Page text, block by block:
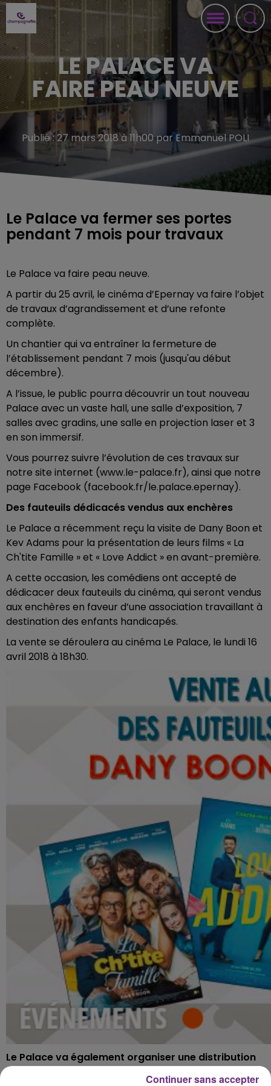
LE PALACE VA
FAIRE PEAU NEUVE
Publié : 27 mars 2018 à 11h00 par Emmanuel POLI
Le Palace va fermer ses portes
pendant 7 mois pour travaux
Le Palace va faire peau neuve.
A partir du 25 avril, le cinéma d’Epernay va faire l’objet
de travaux d’agrandissement et d’une refonte
complète.
Un chantier qui va entraîner la fermeture de
l’établissement pendant 7 mois (jusqu'au début
décembre).
A l’issue, le public pourra découvrir un tout nouveau
Palace avec un vaste hall, une salle d’exposition, 7
salles avec gradins, une salle en projection laser et 3
en son immersif.
Vous pourrez suivre l’évolution de ces travaux sur
notre site internet (www.le-palace.fr), ainsi que notre
page Facebook (facebook.fr/le.palace.epernay).
Des fauteuils dédicacés vendus aux enchères
Le Palace a récemment reçu la visite de Dany Boon et
Kev Adams pour la présentation de leurs films « La
Ch'tite Famille » et « Love Addict » en avant-première.
A cette occasion, les comédiens ont accepté de
dédicacer deux fauteuils du cinéma, qui seront vendus
aux enchères en faveur d’une association travaillant à
destination des enfants handicapés.
La vente se déroulera au cinéma Le Palace, le lundi 16
avril 2018 à 18h30.
Le Palace va également organiser une distribution
gratuite des autres fauteuils du cinéma à tous ceux
Continuer sans accepter